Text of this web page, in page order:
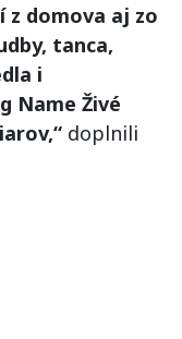
z domova aj zo
tanca,
i
Name Živé
doplnili